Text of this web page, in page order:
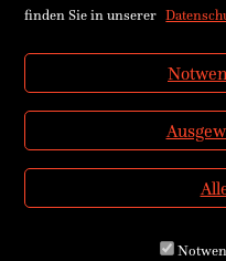
+43(0)72 52 520 53-10
Verlag
+43(0)72 52 520 53
verlag@ennsthaler.at
finden Sie in unserer